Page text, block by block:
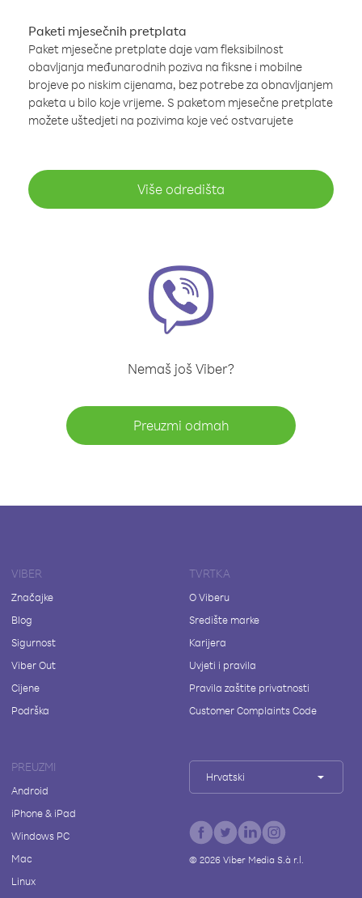
Paketi mjesečnih pretplata
Paket mjesečne pretplate daje vam fleksibilnost
obavljanja međunarodnih poziva na fiksne i mobilne
brojeve po niskim cijenama, bez potrebe za obnavljanjem
paketa u bilo koje vrijeme. S paketom mjesečne pretplate
možete uštedjeti na pozivima koje već ostvarujete
Više odredišta
Nemaš još Viber?
Preuzmi odmah
VIBER
Značajke
Blog
Sigurnost
Viber Out
Cijene
Podrška
TVRTKA
O Viberu
Središte marke
Karijera
Uvjeti i pravila
Pravila zaštite privatnosti
Customer Complaints Code
PREUZMI
Android
iPhone & iPad
Windows PC
Mac
Linux
Hrvatski
© 2026Viber Media S.à r.l.